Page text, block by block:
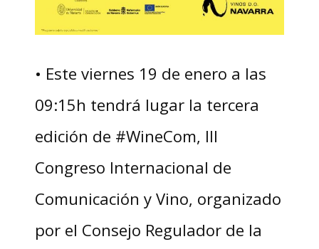
• Este viernes 19 de enero a las
09:15h tendrá lugar la tercera
edición de #WineCom, III
Congreso Internacional de
Comunicación y Vino, organizado
por el Consejo Regulador de la